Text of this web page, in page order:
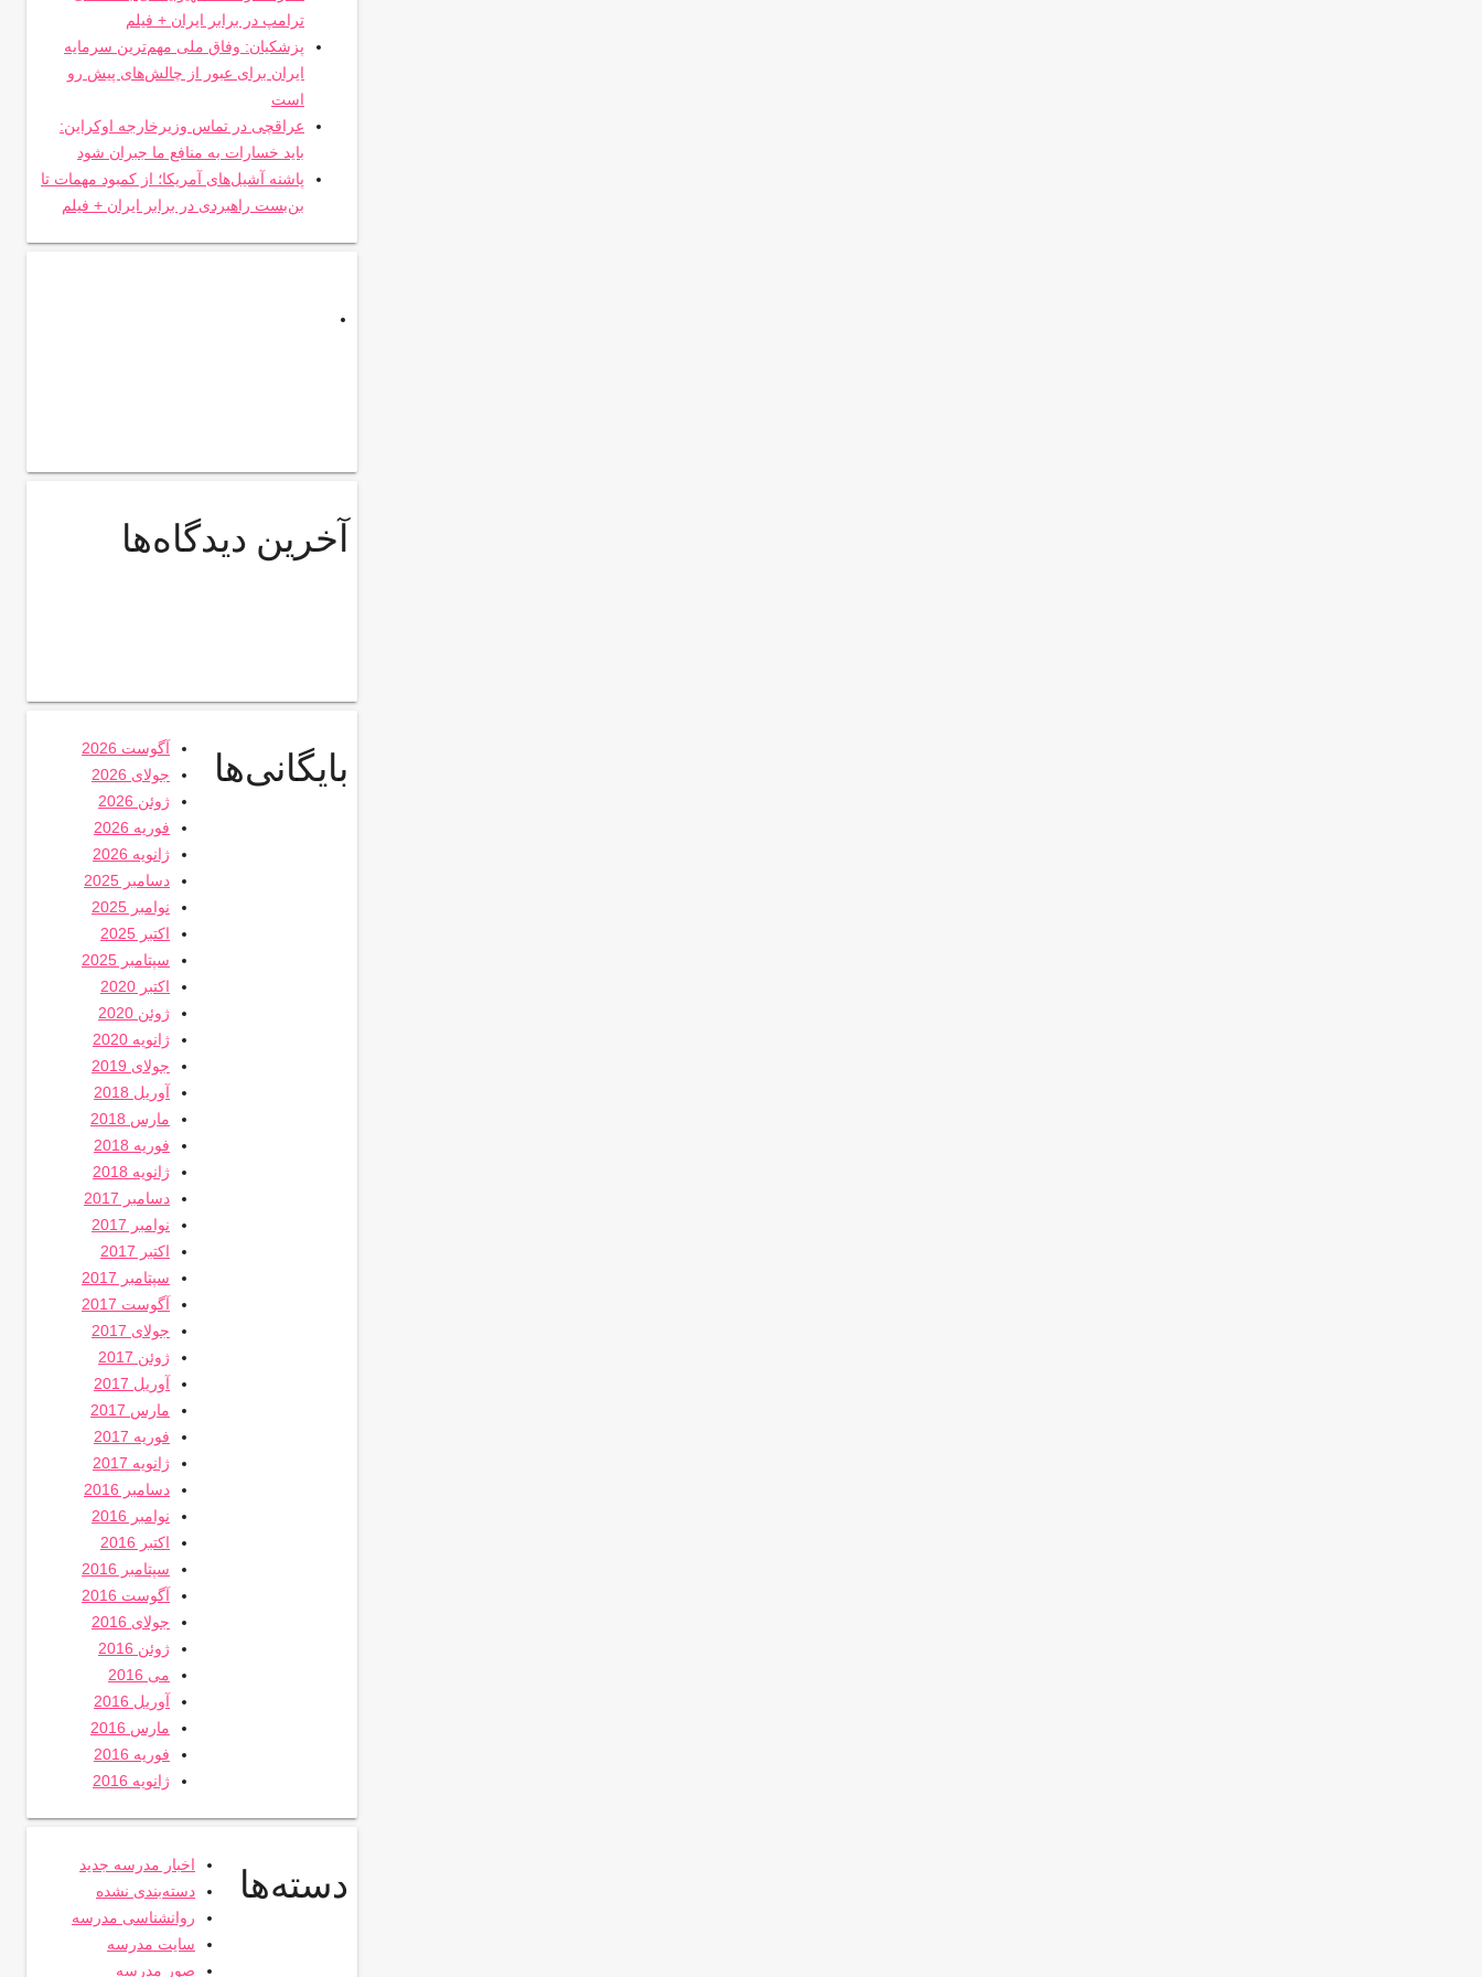
ترامپ در برابر ایران + فیلم
پزشکیان: وفاق ملی مهم‌ترین سرمایه
ایران برای عبور از چالش‌های پیش رو
است
عراقچی در تماس وزیرخارجه اوکراین:
باید خسارات به منافع ما جبران شود
پاشنه آشیل‌های آمریکا؛ از کمبود مهمات تا
بن‌بست راهبردی در برابر ایران + فیلم
.
آخرین دیدگاه‌ها
بایگانی‌ها
آگوست 2026
جولای 2026
ژوئن 2026
فوریه 2026
ژانویه 2026
دسامبر 2025
نوامبر 2025
اکتبر 2025
سپتامبر 2025
اکتبر 2020
ژوئن 2020
ژانویه 2020
جولای 2019
آوریل 2018
مارس 2018
فوریه 2018
ژانویه 2018
دسامبر 2017
نوامبر 2017
اکتبر 2017
سپتامبر 2017
آگوست 2017
جولای 2017
ژوئن 2017
آوریل 2017
مارس 2017
فوریه 2017
ژانویه 2017
دسامبر 2016
نوامبر 2016
اکتبر 2016
سپتامبر 2016
آگوست 2016
جولای 2016
ژوئن 2016
می 2016
آوریل 2016
مارس 2016
فوریه 2016
ژانویه 2016
دسته‌ها
اخبار مدرسه جدید
دسته‌بندی نشده
روانشناسی مدرسه
سایت مدرسه
صور مدرسه